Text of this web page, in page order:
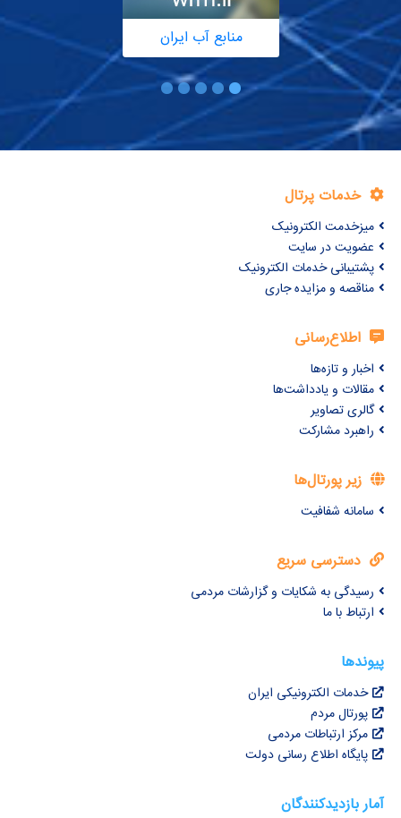
منابع آب ایران
خدمات پرتال
میزخدمت الکترونیک
عضویت در سایت
پشتیبانی خدمات الکترونیک
مناقصه و مزایده جاری
اطلاع‌رسانی
اخبار و تازه‌ها
مقالات و یادداشت‌ها
گالری تصاویر
راهبرد مشارکت
زیر پورتال‌ها
سامانه شفافیت
دسترسی سریع
رسیدگی به شکایات و گزارشات مردمی
ارتباط با ما
پیوندها
خدمات الکترونیکی ایران
پورتال مردم
مرکز ارتباطات مردمی
پایگاه اطلاع رسانی دولت
آمار بازدیدکنندگان